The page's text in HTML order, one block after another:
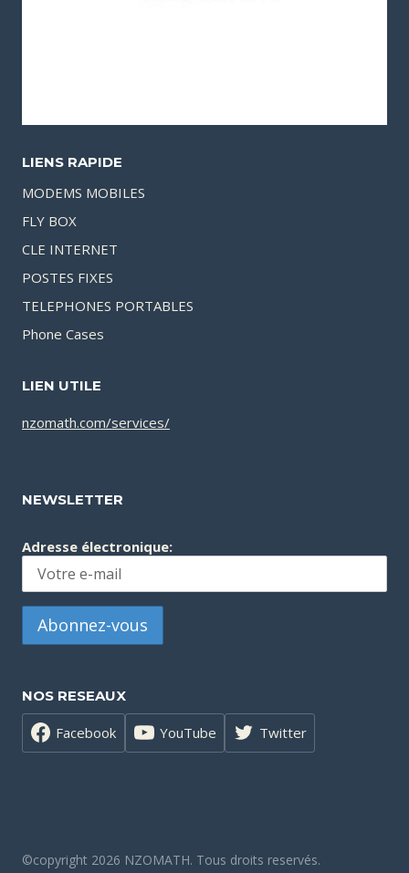
LIENS RAPIDE
MODEMS MOBILES
FLY BOX
CLE INTERNET
POSTES FIXES
TELEPHONES PORTABLES
Phone Cases
LIEN UTILE
nzomath.com/services/
NEWSLETTER
Adresse électronique:
NOS RESEAUX
Facebook YouTube Twitter
©copyright 2026 NZOMATH. Tous droits reservés.